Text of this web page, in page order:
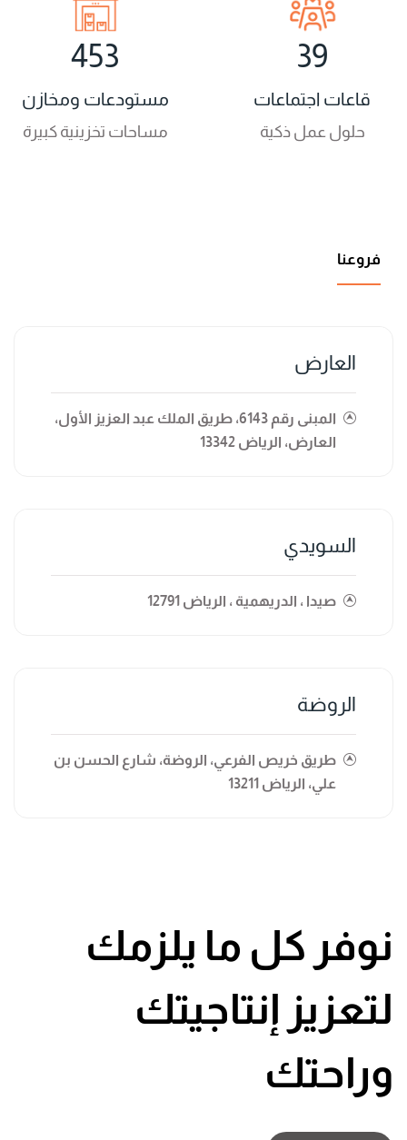
39
قاعات اجتماعات
حلول عمل ذكية
453
مستودعات ومخازن
مساحات تخزينية كبيرة
فروعنا
العارض
المبنى رقم 6143، طريق الملك عبد العزيز الأول،
العارض، الرياض 13342
السويدي
صيدا ، الدريهمية ، الرياض 12791
الروضة
طريق خريص الفرعي، الروضة، شارع الحسن بن
علي، الرياض 13211
نوفر كل ما يلزمك
لتعزيز إنتاجيتك
وراحتك